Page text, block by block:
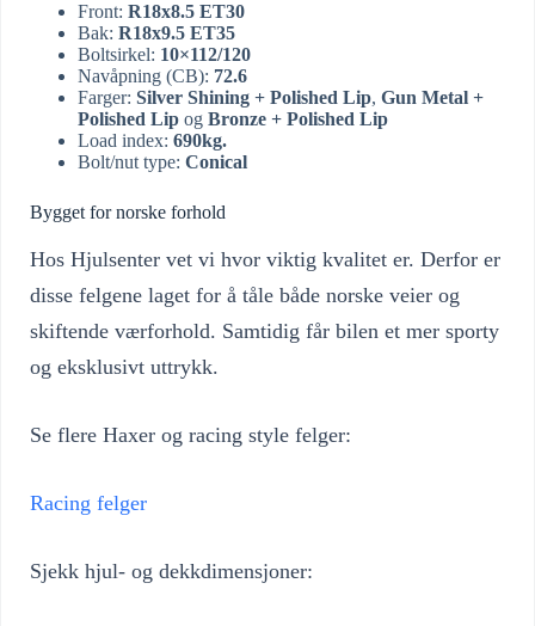
Front: R18x8.5 ET30
Bak: R18x9.5 ET35
Boltsirkel: 10×112/120
Navåpning (CB): 72.6
Farger: Silver Shining + Polished Lip, Gun Metal +
Polished Lip og Bronze + Polished Lip
Load index: 690kg.
Bolt/nut type: Conical
Bygget for norske forhold
Hos Hjulsenter vet vi hvor viktig kvalitet er. Derfor er
disse felgene laget for å tåle både norske veier og
skiftende værforhold. Samtidig får bilen et mer sporty
og eksklusivt uttrykk.
Se flere Haxer og racing style felger:
Racing felger
Sjekk hjul- og dekkdimensjoner: